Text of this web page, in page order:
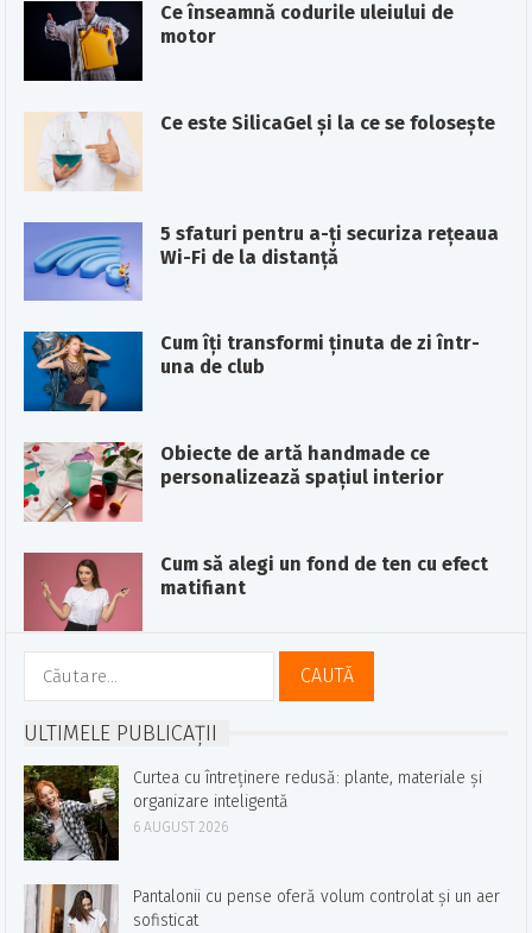
Ce înseamnă codurile uleiului de
motor
Ce este SilicaGel şi la ce se foloseşte
5 sfaturi pentru a-ți securiza rețeaua
Wi-Fi de la distanță
Cum îți transformi ținuta de zi într-
una de club
Obiecte de artă handmade ce
personalizează spațiul interior
Cum să alegi un fond de ten cu efect
matifiant
Caută
după:
ULTIMELE PUBLICAȚII
Curtea cu întreținere redusă: plante, materiale și
organizare inteligentă
6 AUGUST 2026
Pantalonii cu pense oferă volum controlat și un aer
sofisticat